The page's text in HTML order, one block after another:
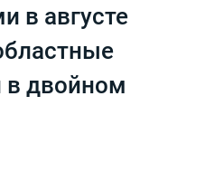
в августе
в двойном